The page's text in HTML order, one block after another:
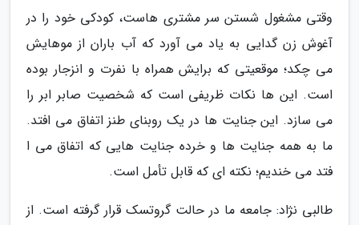
وقتی مشغول شستن سر مشتری هاست، کودکی خود را در
آغوش زن گدایی به یاد می آورد که آب باران از موهایش
می چکد؛ موقعیتی که برایش همراه با نفرت و انزجار بوده
است. این ها نکات ظریفی است که شخصیت صابر ابر را
می سازد. این جنایت ها در یک روبنای طنز اتفاق می افتد.
ما به همه جنایت ها و خرده جنایت هایی که اتفاق می ا
فتد می خندیم؛ نکته ای که قابل تأمل است.
طالبی نژاد: جامعه ما در حالت گروتسک قرار گرفته است. از